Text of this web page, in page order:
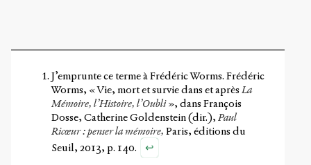
J’emprunte ce terme à Frédéric Worms. Frédéric
Worms, « Vie, mort et survie dans et aprèsLa
Mémoire, l’Histoire, l’Oubli», dans François
Dosse, Catherine Goldenstein (dir.),Paul
Ricœur : penser la mémoire, Paris, éditions du
Seuil, 2013, p. 140.
↩